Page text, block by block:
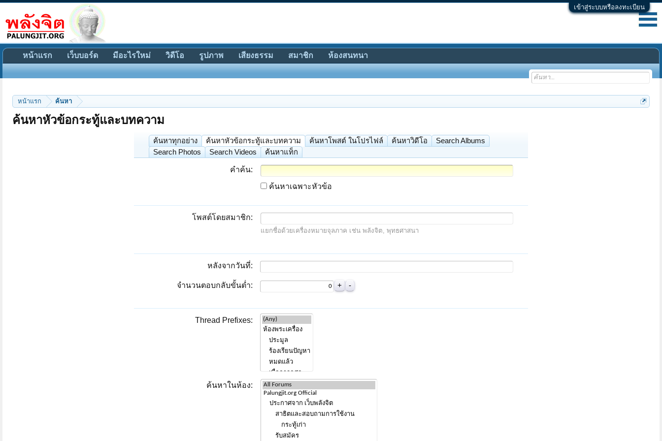
เข้าสู่ระบบหรือลงทะเบียน
หน้าแรก ค้นหา
ค้นหาหัวข้อกระทู้และบทความ
ค้นหาทุกอย่าง ค้นหาหัวข้อกระทู้และบทความ ค้นหาโพสต์ ในโปรไฟล์ ค้นหาวิดีโอ
Search Albums
Search Photos
Search Videos ค้นหาแท็ก
คำค้น:
ค้นหาเฉพาะหัวข้อ
โพสต์โดยสมาชิก:
แยกชื่อด้วยเครื่องหมายจุลภาค เช่น พลังจิต, พุทธศาสนา
หลังจากวันที่:
จำนวนตอบกลับขั้นต่ำ:
Thread Prefixes:
ค้นหาในห้อง:
หน้าแรก เว็บบอร์ด มีอะไรใหม่ วิดีโอ รูปภาพ เสียงธรรม สมาชิก ห้องสนทนา